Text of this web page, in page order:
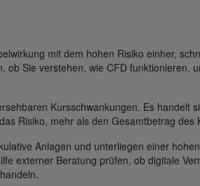
mit dem hohen Risiko einher,
ob Sie verstehen, wie CFD
Kursschwankungen. Es handelt
Risiko, mehr als den Gesamtbetrag des
Anlagen und unterliegen einer
externer Beratung prüfen, ob digitale